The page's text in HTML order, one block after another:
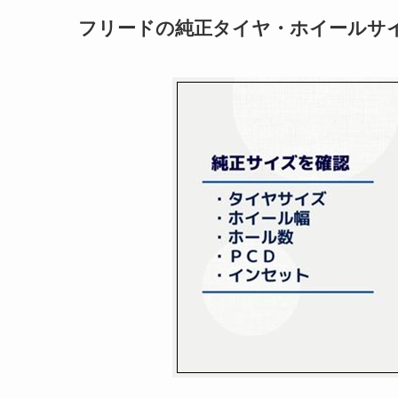
フリードの純正タイヤ・ホイールサ